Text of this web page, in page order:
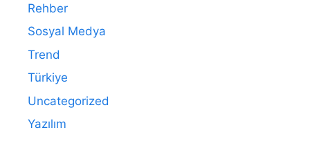
Rehber
Sosyal Medya
Trend
Türkiye
Uncategorized
Yazılım